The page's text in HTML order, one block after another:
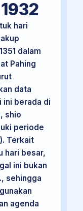
1932
hari
dalam
Pahing
data
ini berada di
shio
periode
Terkait
hari besar,
ini bukan
sehingga
agenda